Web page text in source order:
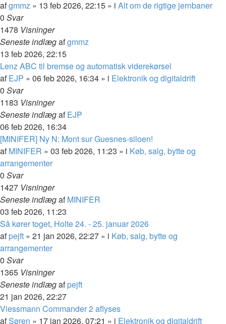
afgmmz » 13 feb 2026, 22:15 » i Alt om de rigtige jernbaner
0 Svar
1478 Visninger
Seneste indlægafgmmz
13 feb 2026, 22:15
Lenz ABC til bremse og automatisk viderekørsel
afEJP » 06 feb 2026, 16:34 » i Elektronik og digitaldrift
0 Svar
1183 Visninger
Seneste indlægafEJP
06 feb 2026, 16:34
[MINIFER] Ny N: Mont sur Guesnes-siloen!
afMINIFER » 03 feb 2026, 11:23 » i Køb, salg, bytte og
arrangementer
0 Svar
1427 Visninger
Seneste indlægafMINIFER
03 feb 2026, 11:23
Så kører toget, Holte 24. - 25. januar 2026
afpejft » 21 jan 2026, 22:27 » i Køb, salg, bytte og
arrangementer
0 Svar
1365 Visninger
Seneste indlægafpejft
21 jan 2026, 22:27
Viessmann Commander 2 aflyses
afSøren » 17 jan 2026, 07:21 » i Elektronik og digitaldrift